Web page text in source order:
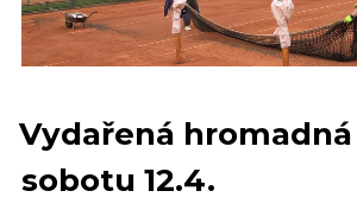
Vydařená
sobotu 12.4.